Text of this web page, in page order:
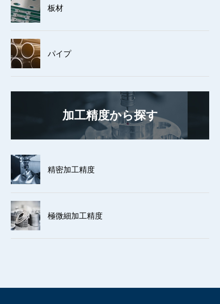
板材
パイプ
加工精度から探す
精密加工精度
極微細加工精度